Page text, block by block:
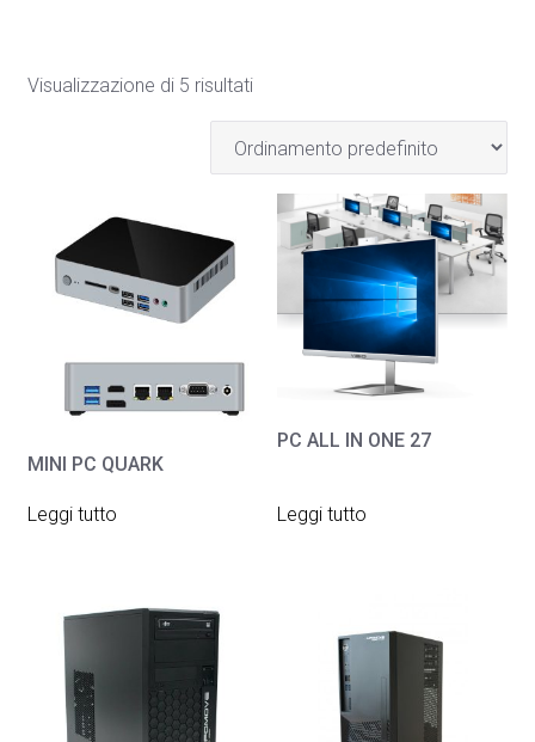
Visualizzazione di 5 risultati
MINI PC QUARK
Leggi tutto
PC ALL IN ONE 27
Leggi tutto